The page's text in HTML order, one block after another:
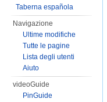
Taberna española
Navigazione
Ultime modifiche
Tutte le pagine
Lista degli utenti
Aiuto
videoGuide
PinGuide